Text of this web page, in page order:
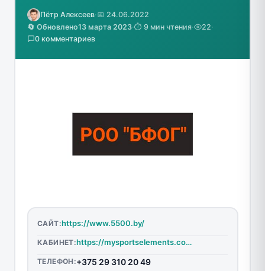
Пётр Алексеев·📅 24.06.2022
🔄 Обновлено13 марта 2023·⏱️ 9 мин чтения· 22·
0 комментариев
САЙТ:https://www.5500.by/
КАБИНЕТ: https://mysportselements.com/login
ТЕЛЕФОН:+375 29 310 20 49